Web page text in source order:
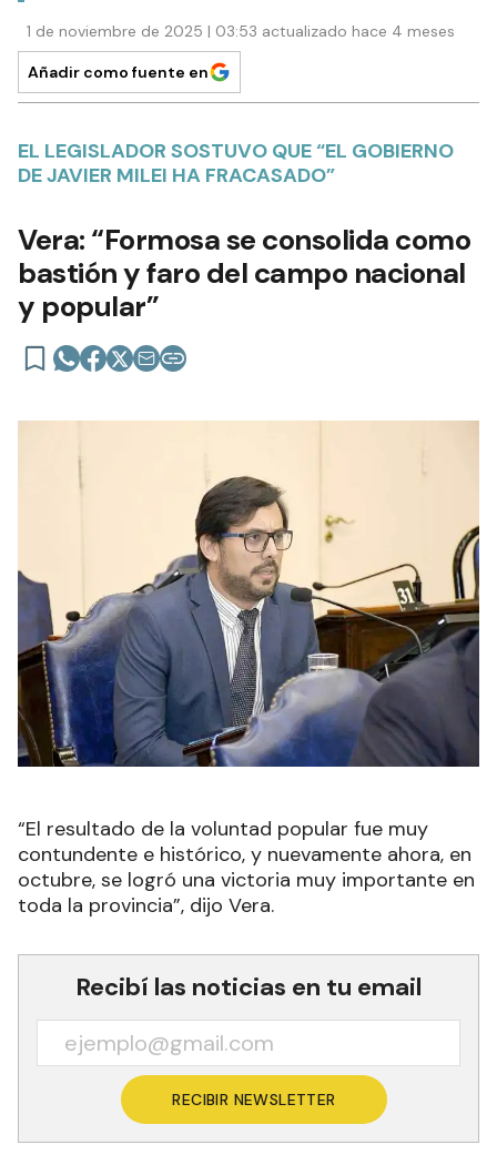
1 de noviembre de 2025 | 03:53 actualizado hace 4 meses
Añadir como fuente en
EL LEGISLADOR SOSTUVO QUE “EL GOBIERNO
DE JAVIER MILEI HA FRACASADO”
Vera: “Formosa se consolida como
bastión y faro del campo nacional
y popular”
“El resultado de la voluntad popular fue muy
contundente e histórico, y nuevamente ahora, en
octubre, se logró una victoria muy importante en
toda la provincia”, dijo Vera.
Recibí las noticias en tu email
RECIBIR NEWSLETTER